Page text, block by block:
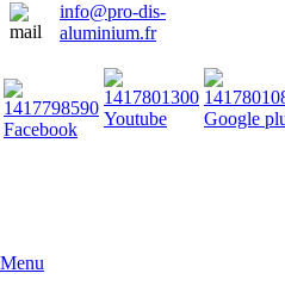
info@pro-dis-
aluminium.fr
Menu